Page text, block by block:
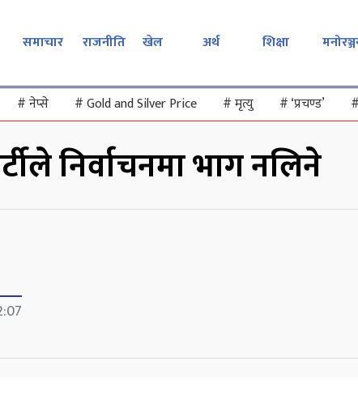
समाचार राजनीति खेल अर्थ शिक्षा
#नेप्से #Gold and Silver Price #मृत्यु #‘प्रचण्ड’ #
निर्वाचनमा भाग नलिने